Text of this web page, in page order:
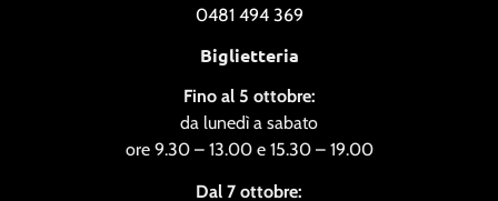
0481 494 369
Biglietteria
Fino al 5 ottobre:
da lunedì a sabato
ore 9.30 – 13.00 e 15.30 – 19.00
Dal 7 ottobre: